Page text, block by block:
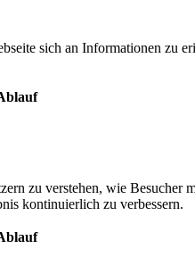
sich an Informationen zu
zu verstehen, wie
kontinuierlich zu verbessern.